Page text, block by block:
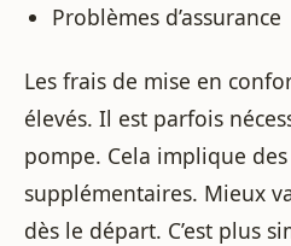
Problèmes d’assurance
Les frais de mise en
élevés. Il est parfois
pompe. Cela implique
supplémentaires. Mieux
dès le départ. C’est plus